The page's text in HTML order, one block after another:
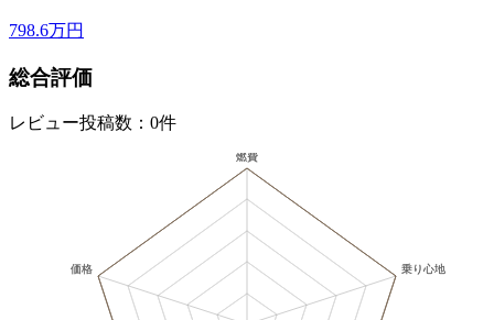
798.6万円
総合評価
レビュー投稿数：0件